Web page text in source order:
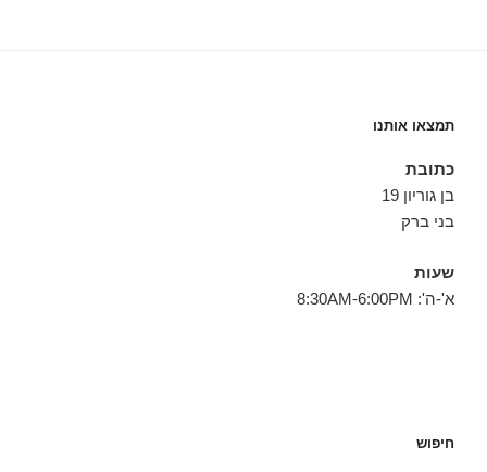
תמצאו אותנו
כתובת
בן גוריון 19
בני ברק
שעות
א'-ה': 8:30AM-6:00PM
חיפוש